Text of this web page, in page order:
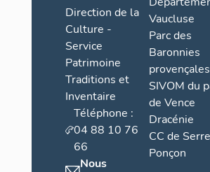
Direction de la
Culture -
Service
Patrimoine
Traditions et
Inventaire
Téléphone :
04 88 10 76
66
Nous
Vaucluse
Parc des
Baronnies
provençales
SIVOM du
de Vence
Dracénie
CC de
Ponçon